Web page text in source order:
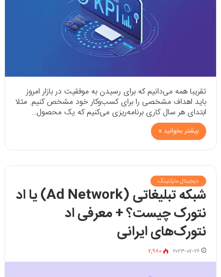
تقریبا همه می‌دانیم که برای رسیدن به موفقیت در بازار امروز
باید اهداف مشخصی را برای کسب‌وکار خود مشخص کنیم. مثلا
ابتدای هر سال کاری برنامه‌ریزی می‌کنیم که یک محصول…
بیشتر بخوانید »
دیجیتال مارکتینگ
شبکه‌ تبلیغاتی (Ad Network) یا اد
نتورک چیست؟ + معرفی اد
نتورک‌های ایرانی
۲۰۲۳-۰۷-۲۶ ۲,۹۸۰